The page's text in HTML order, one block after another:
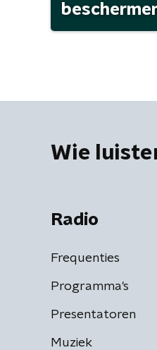
Wie
Radio
Frequenties
Programma's
Presentatoren
Muziek